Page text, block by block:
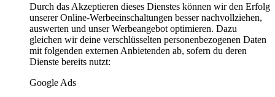
Durch das Akzeptieren dieses Dienstes können wir den Erfolg
unserer Online-Werbeeinschaltungen besser nachvollziehen,
auswerten und unser Werbeangebot optimieren. Dazu
gleichen wir deine verschlüsselten personenbezogenen Daten
mit folgenden externen Anbietenden ab, sofern du deren
Dienste bereits nutzt:
Google Ads